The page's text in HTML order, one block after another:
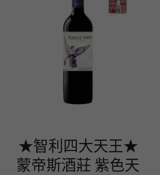
★智利四大天王★
蒙帝斯酒莊 紫色天